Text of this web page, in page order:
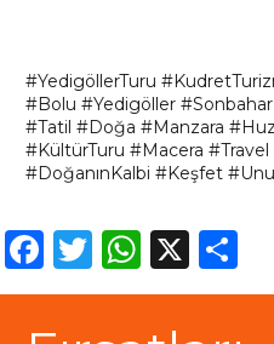
#YedigöllerTuru
#Bolu #Yedigöller #Sonbahar
#Tatil #Doğa #Manzara
#KültürTuru #Macera #Travel
#DoğanınKalbi #Keşfet
Facebook
Twitter
X